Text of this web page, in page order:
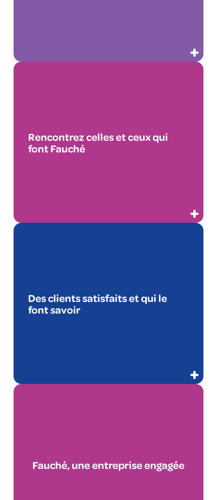
Rencontrez celles et ceux qui
font Fauché
Des clients satisfaits et qui le
font savoir
Fauché, une entreprise engagée